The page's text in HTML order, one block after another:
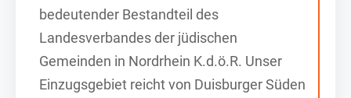
bedeutender Bestandteil des
Landesverbandes der jüdischen
Gemeinden in Nordrhein K.d.ö.R. Unser
Einzugsgebiet reicht von Duisburger Süden